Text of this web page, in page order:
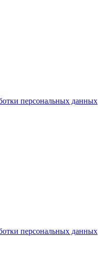
персональных данных
персональных данных